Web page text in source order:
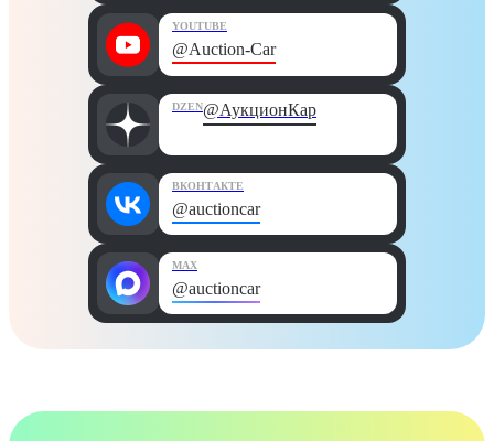
YOUTUBE
@Auction-Car
DZEN@АукционКар
ВКОНТАКТЕ
@auctioncar
MAX
@auctioncar